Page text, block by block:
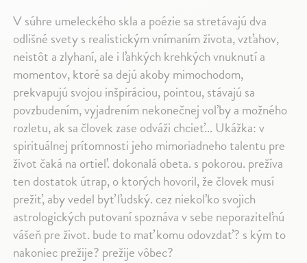
V súhre umeleckého skla a poézie sa stretávajú dva
odlišné svety s realistickým vnímaním života, vzťahov,
neistôt a zlyhaní, ale i ľahkých krehkých vnuknutí a
momentov, ktoré sa dejú akoby mimochodom,
prekvapujú svojou inšpiráciou, pointou, stávajú sa
povzbudením, vyjadrením nekonečnej voľby a možného
rozletu, ak sa človek zase odváži chcieť... Ukážka: v
spirituálnej prítomnosti jeho mimoriadneho talentu pre
život čaká na ortieľ. dokonalá obeta. s pokorou. prežíva
ten dostatok útrap, o ktorých hovoril, že človek musí
prežiť, aby vedel byť ľudský. cez niekoľko svojich
astrologických putovaní spoznáva v sebe neporaziteľnú
vášeň pre život. bude to mať komu odovzdať? s kým to
nakoniec prežije? prežije vôbec?